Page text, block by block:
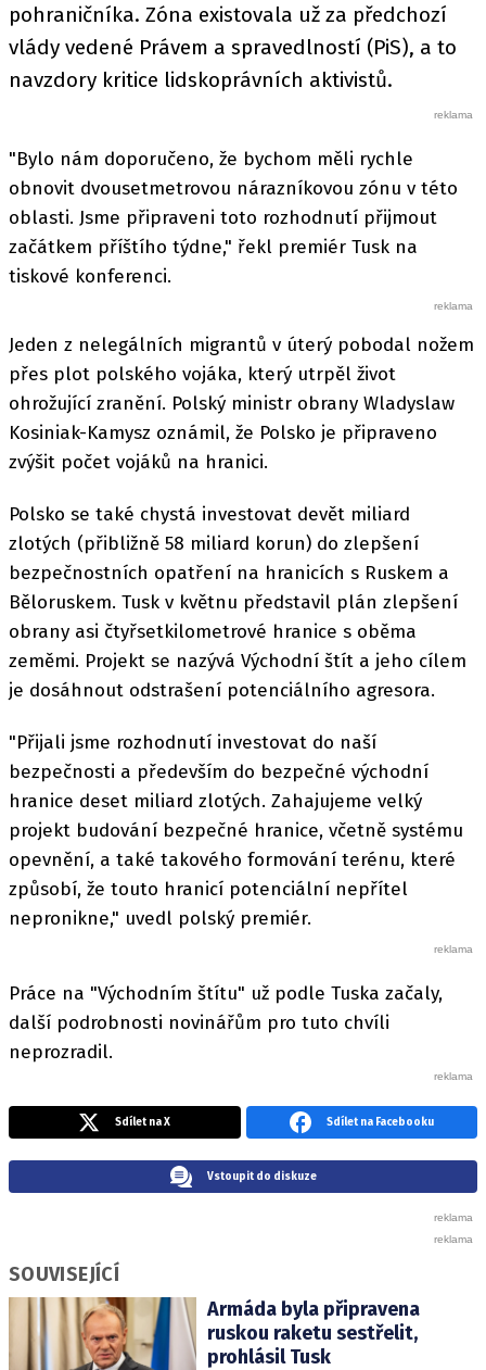
pohraničníka. Zóna existovala už za předchozí
vlády vedené Právem a spravedlností (PiS), a to
navzdory kritice lidskoprávních aktivistů.
"Bylo nám doporučeno, že bychom měli rychle
obnovit dvousetmetrovou nárazníkovou zónu v této
oblasti. Jsme připraveni toto rozhodnutí přijmout
začátkem příštího týdne," řekl premiér Tusk na
tiskové konferenci.
Jeden z nelegálních migrantů v úterý pobodal nožem
přes plot polského vojáka, který utrpěl život
ohrožující zranění. Polský ministr obrany Wladyslaw
Kosiniak-Kamysz oznámil, že Polsko je připraveno
zvýšit počet vojáků na hranici.
Polsko se také chystá investovat devět miliard
zlotých (přibližně 58 miliard korun) do zlepšení
bezpečnostních opatření na hranicích s Ruskem a
Běloruskem. Tusk v květnu představil plán zlepšení
obrany asi čtyřsetkilometrové hranice s oběma
zeměmi. Projekt se nazývá Východní štít a jeho cílem
je dosáhnout odstrašení potenciálního agresora.
"Přijali jsme rozhodnutí investovat do naší
bezpečnosti a především do bezpečné východní
hranice deset miliard zlotých. Zahajujeme velký
projekt budování bezpečné hranice, včetně systému
opevnění, a také takového formování terénu, které
způsobí, že touto hranicí potenciální nepřítel
nepronikne," uvedl polský premiér.
Práce na "Východním štítu" už podle Tuska začaly,
další podrobnosti novinářům pro tuto chvíli
neprozradil.
Sdílet na X Sdílet na Facebooku
Vstoupit do diskuze
SOUVISEJÍCÍ
Armáda byla připravena
ruskou raketu sestřelit,
prohlásil Tusk